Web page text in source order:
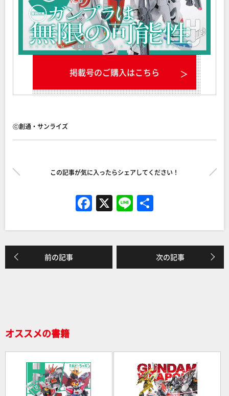
掲載号のご購入はこちら
ⓒ創通・サンライズ
この記事が気に入ったらシェアしてください！
F
a
c
e
b
X Li
n
e
前の記事 次の記事
オススメの書籍